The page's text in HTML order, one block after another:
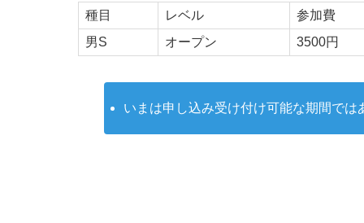
種目 レベル
参加費
男S
オープン 3500円
いまは申し込み受け付け可能な期間では